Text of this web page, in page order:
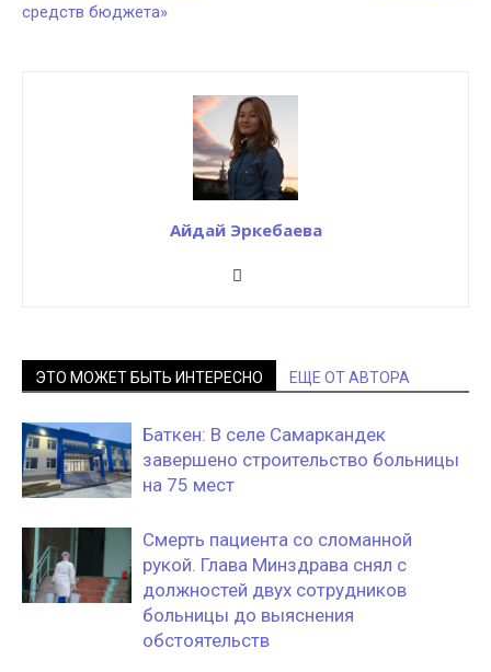
средств бюджета»
Айдай Эркебаева
ЭТО МОЖЕТ БЫТЬ ИНТЕРЕСНО ЕЩЕ ОТ АВТОРА
Баткен: В селе Самаркандек
завершено строительство больницы
на 75 мест
Смерть пациента со сломанной
рукой. Глава Минздрава снял с
должностей двух сотрудников
больницы до выяснения
обстоятельств